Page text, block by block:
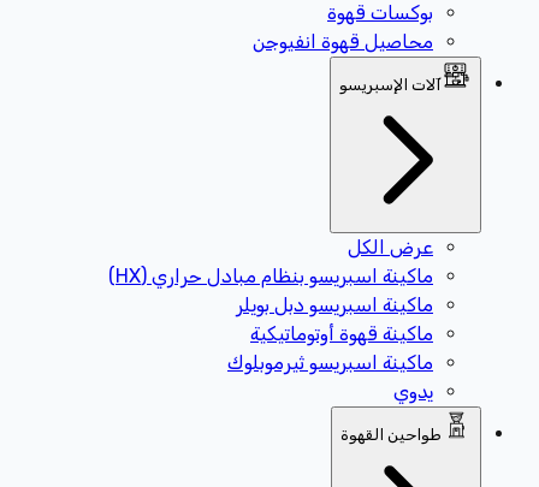
بوكسات قهوة
محاصيل قهوة انفيوجن
آلات الإسبريسو
عرض الكل
ماكينة اسبريسو بنظام مبادل حراري (HX)
ماكينة اسبريسو دبل بويلر
ماكينة قهوة أوتوماتيكية
ماكينة اسبريسو ثيرموبلوك
يدوي
طواحين القهوة